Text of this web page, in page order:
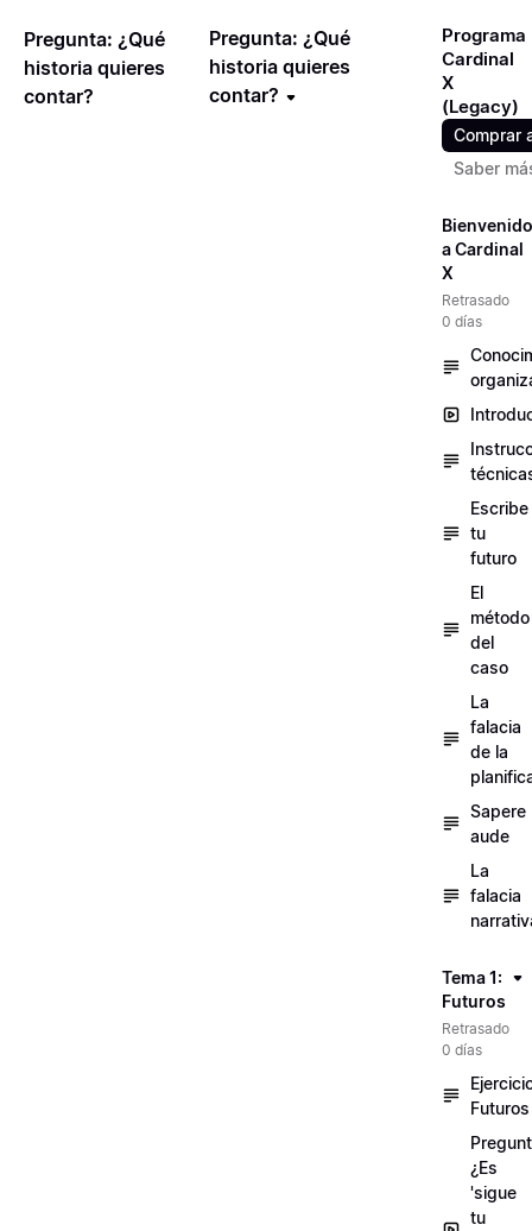
Pregunta: ¿Qué
historia quieres
contar?
Pregunta: ¿Qué
historia quieres
contar?
Programa
Cardinal
X
(Legacy)
Comprar
Saber
Bienvenido
a Cardinal
X
Retrasado
0 días
Escribe
tu
futuro
El
método
del
caso
La
falacia
de la
Sapere
aude
La
falacia
Tema 1:
Futuros
Retrasado
0 días
Futuros
¿Es
'sigue
tu